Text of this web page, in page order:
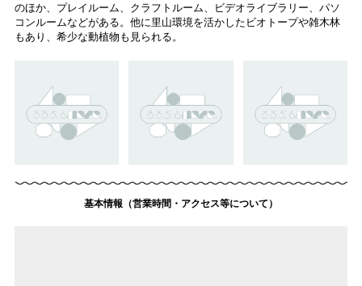
のほか、プレイルーム、クラフトルーム、ビデオライブラリー、パソ
コンルームなどがある。他に里山環境を活かしたビオトープや雑木林
もあり、希少な動植物も見られる。
基本情報（営業時間・アクセス等について）